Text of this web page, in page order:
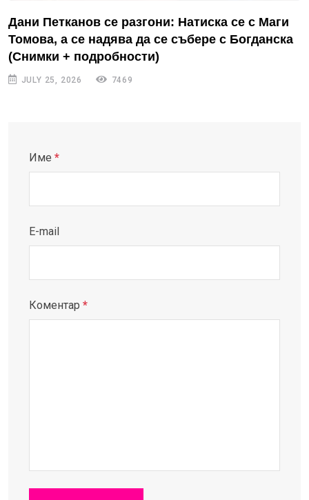
Дани Петканов се разгони: Натиска се с Маги
Томова, а се надява да се събере с Богданска
(Снимки + подробности)
JULY 25, 2026 7469
Име *
E-mail
Коментар *